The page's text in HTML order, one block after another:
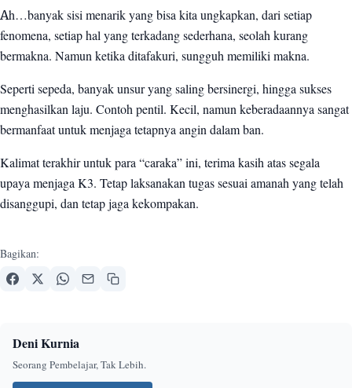
Ah…banyak sisi menarik yang bisa kita ungkapkan, dari setiap
fenomena, setiap hal yang terkadang sederhana, seolah kurang
bermakna. Namun ketika ditafakuri, sungguh memiliki makna.
Seperti sepeda, banyak unsur yang saling bersinergi, hingga sukses
menghasilkan laju. Contoh pentil. Kecil, namun keberadaannya sangat
bermanfaat untuk menjaga tetapnya angin dalam ban.
Kalimat terakhir untuk para “caraka” ini, terima kasih atas segala
upaya menjaga K3. Tetap laksanakan tugas sesuai amanah yang telah
disanggupi, dan tetap jaga kekompakan.
Bagikan:
Deni Kurnia
Seorang Pembelajar, Tak Lebih.